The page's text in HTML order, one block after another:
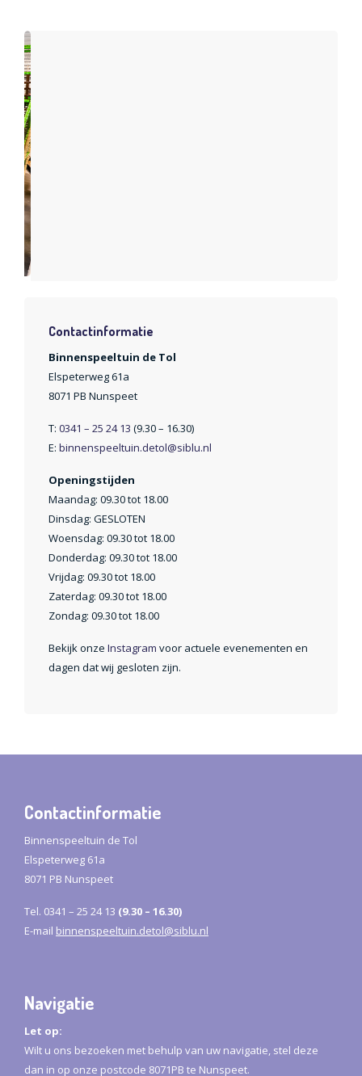
Contactinformatie
Binnenspeeltuin de Tol
Elspeterweg 61a
8071 PB Nunspeet
T: 0341 – 25 24 13 (9.30 – 16.30)
E: binnenspeeltuin.detol@siblu.nl
Openingstijden
Maandag: 09.30 tot 18.00
Dinsdag: GESLOTEN
Woensdag: 09.30 tot 18.00
Donderdag: 09.30 tot 18.00
Vrijdag: 09.30 tot 18.00
Zaterdag: 09.30 tot 18.00
Zondag: 09.30 tot 18.00
Bekijk onze Instagram voor actuele evenementen en
dagen dat wij gesloten zijn.
Contactinformatie
Binnenspeeltuin de Tol
Elspeterweg 61a
8071 PB Nunspeet
Tel. 0341 – 25 24 13 (9.30 – 16.30)
E-mail binnenspeeltuin.detol@siblu.nl
Navigatie
Let op:
Wilt u ons bezoeken met behulp van uw navigatie, stel deze
dan in op onze postcode 8071PB te Nunspeet.